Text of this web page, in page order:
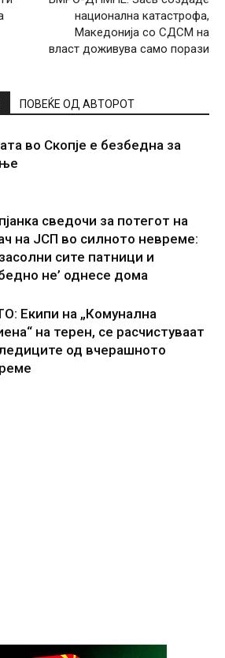
национална катастрофа,
Македонија со СДСМ на
власт доживува само порази
ПОВЕЌЕ ОД АВТОРОТ
во Скопје е безбедна за
сведочи за потегот на
на ЈСП во силното невреме:
сите патници и
не’ однесе дома
Екипи на „Комунална
на терен, се расчистуваат
од вчерашното